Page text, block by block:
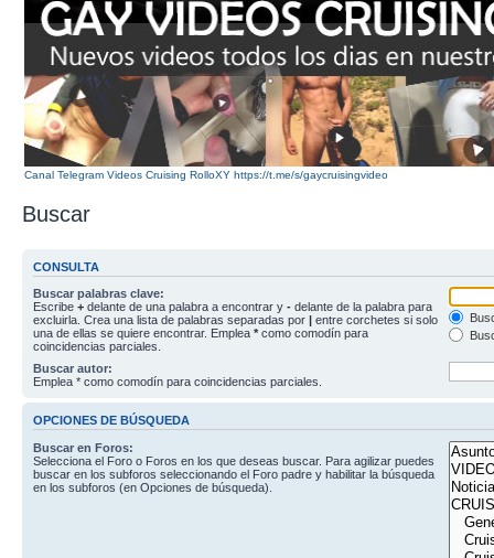
Canal Telegram Videos Cruising RolloXY https://t.me/s/gaycruisingvideo
Buscar
CONSULTA
Buscar palabras clave:
Escribe + delante de una palabra a encontrar y - delante de la palabra para
excluirla. Crea una lista de palabras separadas por | entre corchetes si solo
una de ellas se quiere encontrar. Emplea * como comodín para
coincidencias parciales.
Buscar autor:
Emplea * como comodín para coincidencias parciales.
OPCIONES DE BÚSQUEDA
Buscar en Foros:
Selecciona el Foro o Foros en los que deseas buscar. Para agilizar puedes
buscar en los subforos seleccionando el Foro padre y habilitar la búsqueda
en los subforos (en Opciones de búsqueda).